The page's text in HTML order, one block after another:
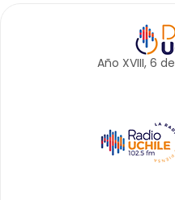
Año XVIII, 6 de